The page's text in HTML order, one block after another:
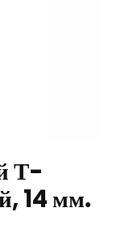
Т-
14 мм.